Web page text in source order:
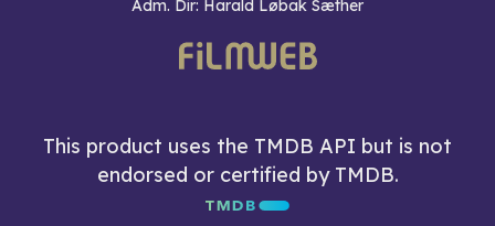
Adm. Dir: Harald Løbak Sæther
This product uses the TMDB API but is not
endorsed or certified by TMDB.